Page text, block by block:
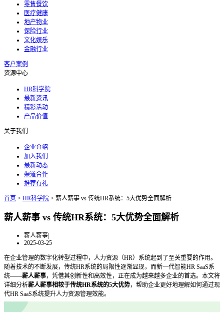
零售餐饮
医疗健康
地产物业
保险行业
文化娱乐
金融行业
客户案例
资源中心
HR科学院
最新资讯
精彩活动
产品价值
关于我们
企业介绍
加入我们
最新动态
渠道合作
推荐有礼
首页 > HR科学院 > 薪人薪事 vs 传统HR系统：5大优势全面解析
薪人薪事 vs 传统HR系统：5大优势全面解析
薪人薪事|
2025-03-25
在企业管理的数字化转型过程中，人力资源（HR）系统起到了至关重要的作用。
随着技术的不断发展，传统HR系统的局限性逐渐显现，而新一代智能HR SaaS系
统——薪人薪事，凭借其创新性和高效性，正在成为越来越多企业的首选。本文将
详细分析薪人薪事相较于传统HR系统的5大优势，帮助企业更好地理解如何通过现
代HR SaaS系统提升人力资源管理效能。